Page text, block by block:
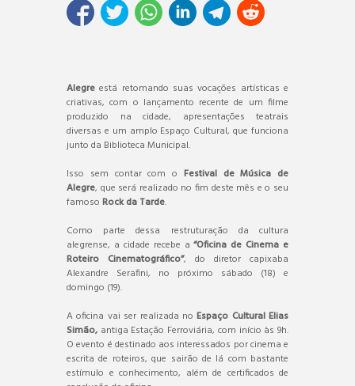
Alegre está retomando suas vocações artísticas e
criativas, com o lançamento recente de um filme
produzido na cidade, apresentações teatrais
diversas e um amplo Espaço Cultural, que funciona
junto da Biblioteca Municipal.
Isso sem contar com o Festival de Música de
Alegre, que será realizado no fim deste mês e o seu
famoso Rock da Tarde.
Como parte dessa restruturação da cultura
alegrense, a cidade recebe a“Oficina de Cinema e
Roteiro Cinematográfico”, do diretor capixaba
Alexandre Serafini, no próximo sábado (18) e
domingo (19).
A oficina vai ser realizada noEspaço Cultural Elias
Simão, antiga Estação Ferroviária, com início às 9h.
O evento é destinado aos interessados por cinema e
escrita de roteiros, que sairão de lá com bastante
estímulo e conhecimento, além de certificados de